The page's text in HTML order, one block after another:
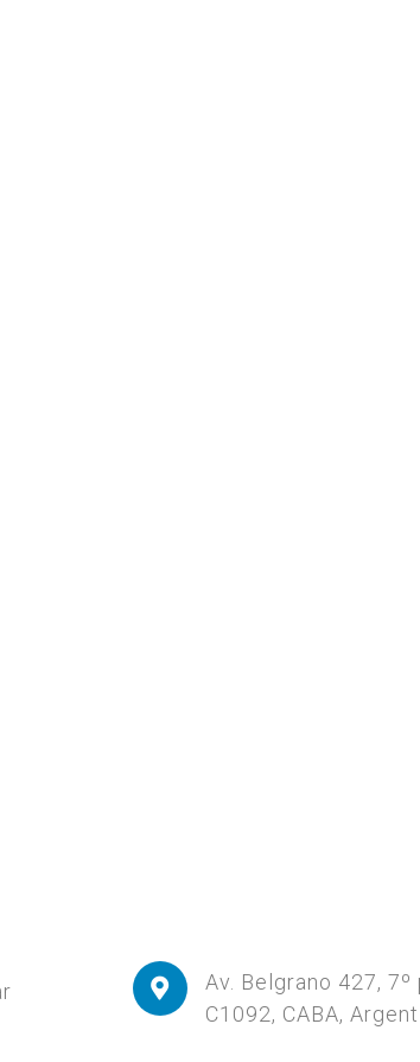
Av. Belgrano 427, 7º
C1092, CABA,